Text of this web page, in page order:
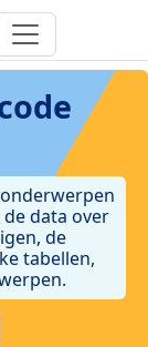
data over
de
tabellen,